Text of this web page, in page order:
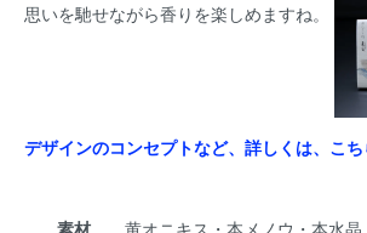
思いを馳せながら香りを楽しめますね。
デザインのコンセプトなど、詳しくは、こち
素材 黄オニキス・本メノウ・本水晶